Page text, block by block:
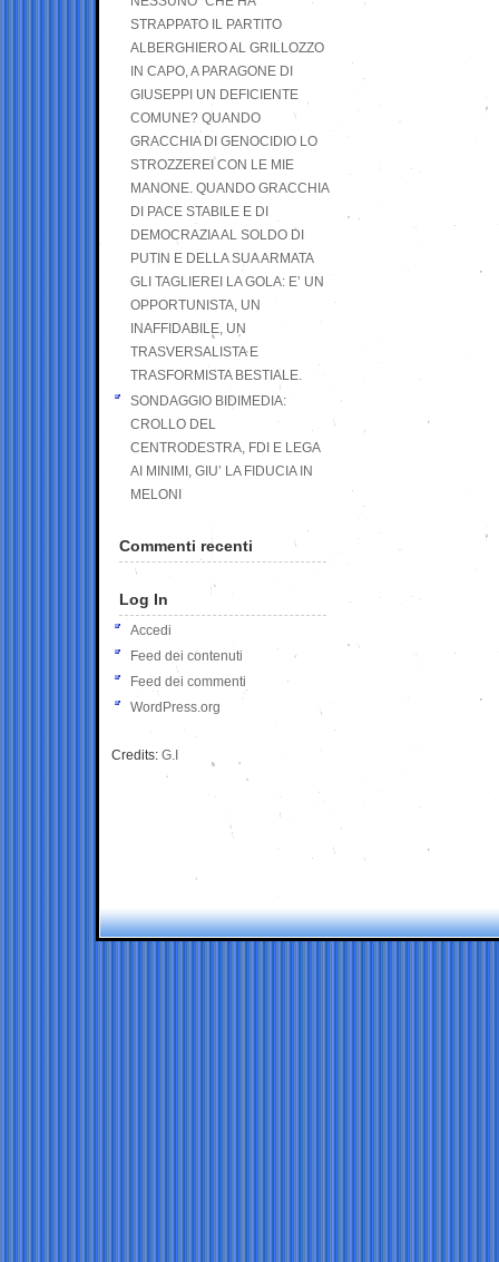
STRAPPATO IL PARTITO
ALBERGHIERO AL GRILLOZZO
IN CAPO, A PARAGONE DI
GIUSEPPI UN DEFICIENTE
COMUNE? QUANDO
GRACCHIA DI GENOCIDIO LO
STROZZEREI CON LE MIE
MANONE. QUANDO GRACCHIA
DI PACE STABILE E DI
DEMOCRAZIA AL SOLDO DI
PUTIN E DELLA SUA ARMATA
GLI TAGLIEREI LA GOLA: E’ UN
OPPORTUNISTA, UN
INAFFIDABILE, UN
TRASVERSALISTA E
TRASFORMISTA BESTIALE.
SONDAGGIO BIDIMEDIA:
CROLLO DEL
CENTRODESTRA, FDI E LEGA
AI MINIMI, GIU’ LA FIDUCIA IN
MELONI
Commenti recenti
Log In
Accedi
Feed dei contenuti
Feed dei commenti
WordPress.org
Credits: G.I